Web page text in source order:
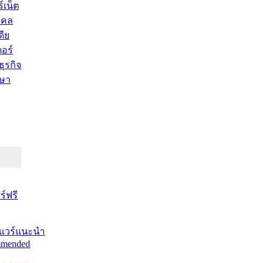
เน็ต
ล
ย
อร์
รกิจ
า
ฟรี
วร์แนะนำ